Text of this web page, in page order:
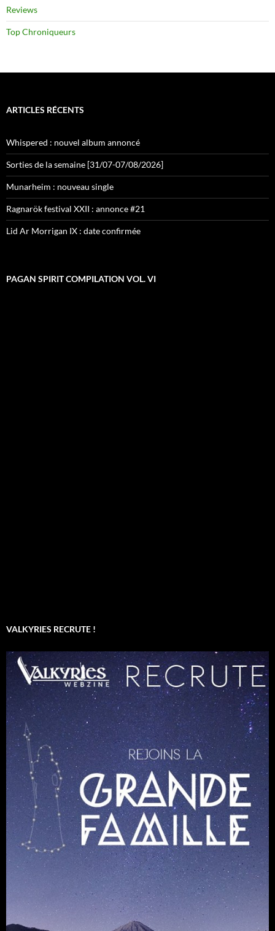
Reviews
Top Chroniqueurs
ARTICLES RÉCENTS
Whispered : nouvel album annoncé
Sorties de la semaine [31/07-07/08/2026]
Munarheim : nouveau single
Ragnarök festival XXII : annonce #21
Lid Ar Morrigan IX : date confirmée
PAGAN SPIRIT COMPILATION VOL. VI
VALKYRIES RECRUTE !